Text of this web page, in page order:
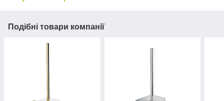
Подібні товари компанії